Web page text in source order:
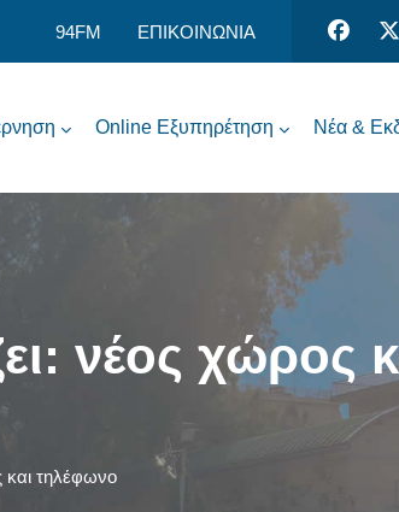
94FM ΕΠΙΚΟΙΝΩΝΙΑ
Online Εξυπηρέτηση Νέα &
νέος χώρος
και τηλέφωνο